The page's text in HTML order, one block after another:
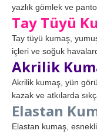
yazlık gömlek ve
Tay Tüyü
Tay tüyü kumaş,
içleri ve soğuk
Akrilik
Akrilik kumaş, yün
kazak ve atkılarda
Elastan
Elastan kumaş,